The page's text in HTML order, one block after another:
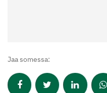
Jaa somessa: